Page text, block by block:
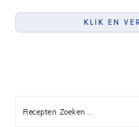
SIDEBAR
Recepten